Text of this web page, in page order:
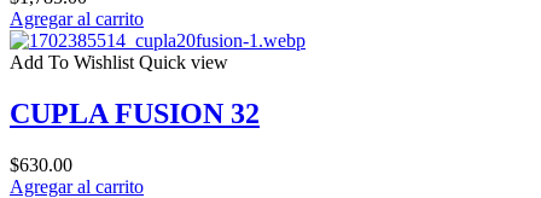
Agregar al carrito
Add To Wishlist Quick view
CUPLA FUSION 32
$630.00
Agregar al carrito